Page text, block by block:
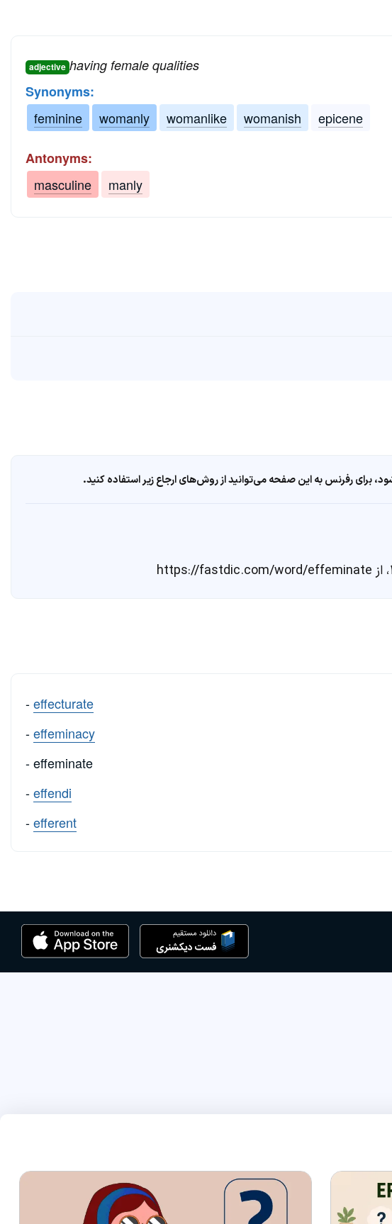
adjective having female qualities
Synonyms:
feminine
womanly womanlike womanish epicene
Antonyms:
masculine
manly
رفرنس به این صفحه می‌توانید از روش‌های ارجاع زیر استفاده کنید.
-effecturate
-effeminacy
- effeminate
-effendi
-efferent